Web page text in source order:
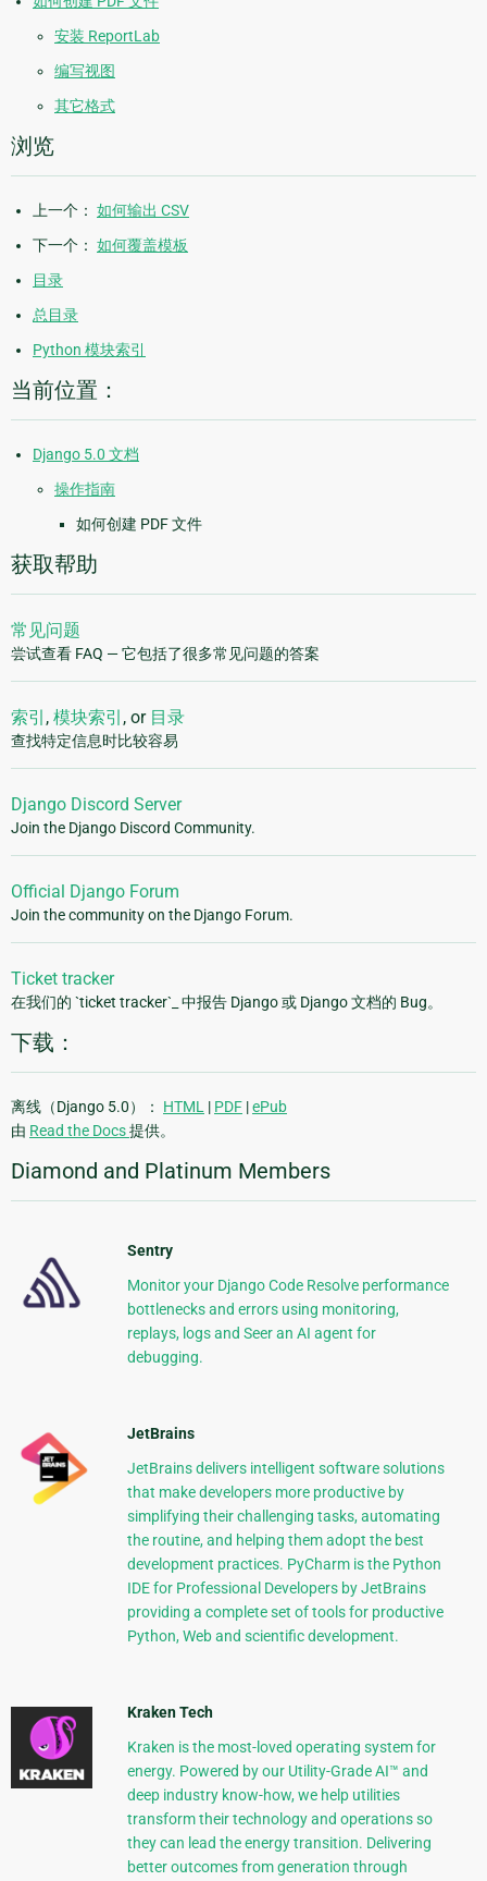
安装 ReportLab
编写视图
其它格式
浏览
上一个： 如何输出 CSV
下一个： 如何覆盖模板
目录
总目录
Python 模块索引
当前位置：
Django 5.0 文档
操作指南
如何创建 PDF 文件
获取帮助
常见问题
尝试查看 FAQ — 它包括了很多常见问题的答案
索引 , 模块索引 , or 目录
查找特定信息时比较容易
Django Discord Server
Join the Django Discord Community.
Official Django Forum
Join the community on the Django Forum.
Ticket tracker
在我们的 `ticket tracker`_ 中报告 Django 或 Django 文档的 Bug。
下载：
离线（Django 5.0）： HTML | PDF |ePub
由 Read the Docs提供。
Diamond and Platinum Members
Sentry
Monitor your Django Code Resolve performance
bottlenecks and errors using monitoring,
replays, logs and Seer an AI agent for
debugging.
JetBrains
JetBrains delivers intelligent software solutions
that make developers more productive by
simplifying their challenging tasks, automating
the routine, and helping them adopt the best
development practices. PyCharm is the Python
IDE for Professional Developers by JetBrains
providing a complete set of tools for productive
Python, Web and scientific development.
Kraken Tech
Kraken is the most-loved operating system for
energy. Powered by our Utility-Grade AI™ and
deep industry know-how, we help utilities
transform their technology and operations so
they can lead the energy transition. Delivering
better outcomes from generation through